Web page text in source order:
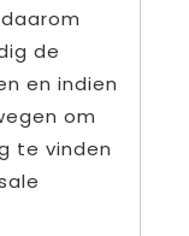
de
en indien
om
te vinden